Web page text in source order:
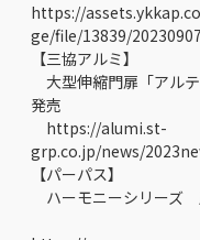
https://
ge/file/13839/
【三協アルミ】
大型伸縮門扉「アル
発売
https://alumi.st-
grp.co.jp/news/
【パーパス】
ハーモニーシリーズ